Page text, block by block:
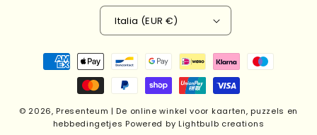
Italia (EUR €)
Metodi
pagamento
© 2026, Presenteum | De online winkel voor kaarten, puzzels en
hebbedingetjes Powered by Lightbulb creations